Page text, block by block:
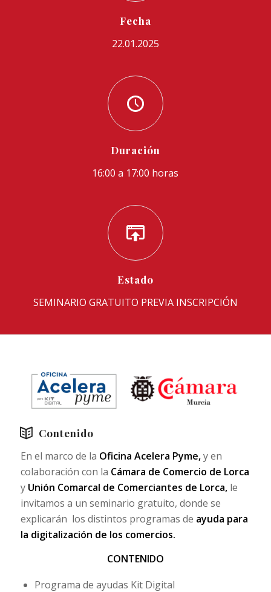
Fecha
22.01.2025
Duración
16:00 a 17:00 horas
Estado
SEMINARIO GRATUITO PREVIA INSCRIPCIÓN
Contenido
En el marco de la Oficina Acelera Pyme,y en
colaboración con la Cámara de Comercio de Lorca
yUnión Comarcal de Comerciantes de Lorca, le
invitamos a un seminario gratuito, donde se
explicarán los distintos programas de ayuda para
la digitalización de los comercios.
CONTENIDO
Programa de ayudas Kit Digital